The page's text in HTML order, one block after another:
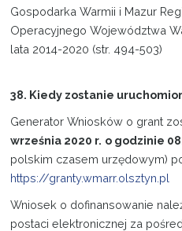
Gospodarka Warmii i Mazur
Operacyjnego Województwa
lata 2014-2020 (str. 494-503)
38. Kiedy zostanie
Generator Wniosków o grant
września 2020 r. o godzinie
polskim czasem urzędowym)
https://granty.wmarr.olsztyn.pl
Wniosek o dofinansowanie
postaci elektronicznej za